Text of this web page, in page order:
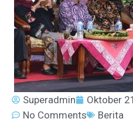
Superadmin Oktober
No Comments
Berita